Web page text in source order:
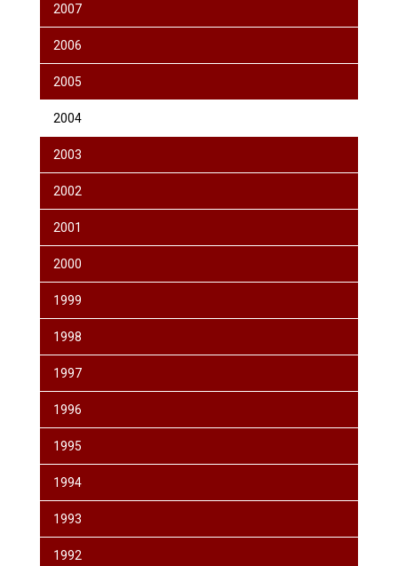
2007
2006
2005
2004
2003
2002
2001
2000
1999
1998
1997
1996
1995
1994
1993
1992